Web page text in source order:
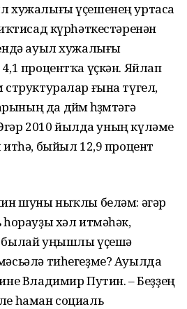
хужалығы үҫешенең уртаса
күрһәткестәренән
ауыл хужалығы
процентҡа үҫкән. Яйлап
ғына түгел,
да дөйөм һөҙөмтәгә
Әгәр 2010 йылда уның күләме
быйыл 12,9 процент
шуны ныҡлы беләм: әгәр
хәл итмәһәк,
былай уңышлы үҫешә
тиһегеҙме? Ауылда
Владимир Путин. – Беҙҙең
һаман социаль